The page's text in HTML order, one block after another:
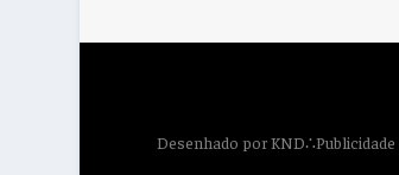
Desenhado porKND∴Publicidade